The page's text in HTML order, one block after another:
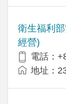
衛生福利
經營)
電話：
地址：​